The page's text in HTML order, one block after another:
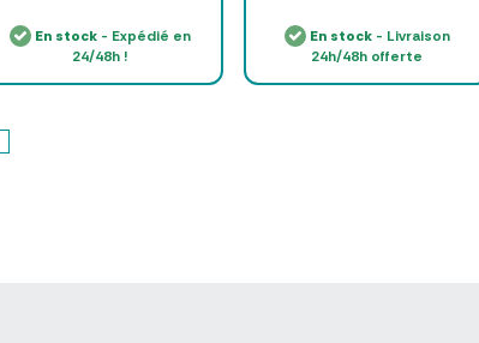
En stock- Expédié en
24/48h !
En stock- Livraison
24h/48h offerte